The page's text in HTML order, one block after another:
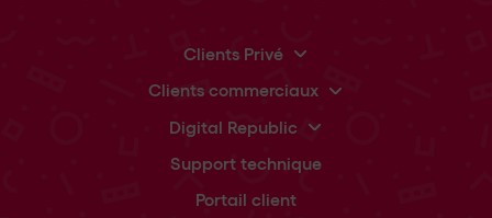
Clients Privé
Clients commerciaux
Digital Republic
Support technique
Portail client